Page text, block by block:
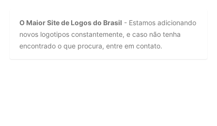
O Maior Site de Logos do Brasil - Estamos adicionando
novos logotipos constantemente, e caso não tenha
encontrado o que procura, entre em contato.